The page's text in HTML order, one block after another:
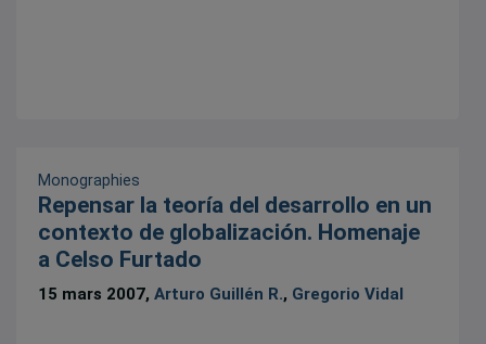
Monographies
Repensar la teoría del desarrollo en un
contexto de globalización. Homenaje
a Celso Furtado
15 mars 2007,Arturo Guillén R., Gregorio Vidal